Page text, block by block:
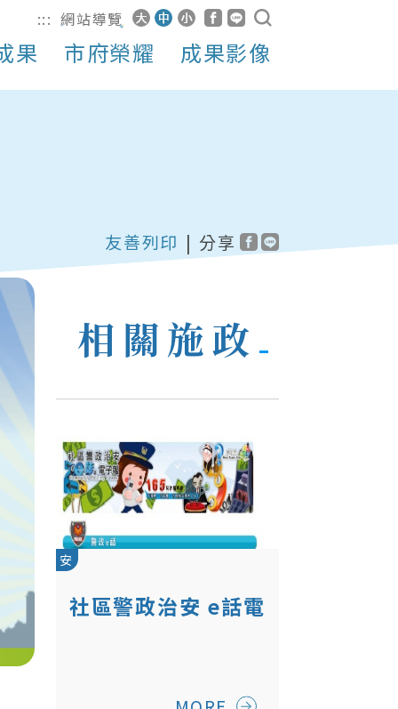
::: 網站導覽
果 市府榮耀 成果影像
友善列印 | 分享
相關施政
安
社區警政治安 e話電